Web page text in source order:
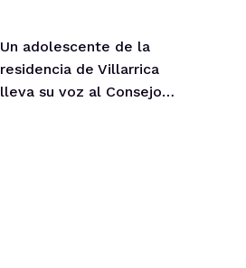
Un adolescente de la
residencia de Villarrica
lleva su voz al Consejo